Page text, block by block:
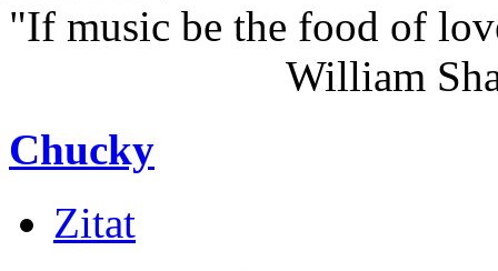
"If music be the food of
William
Chucky
Zitat